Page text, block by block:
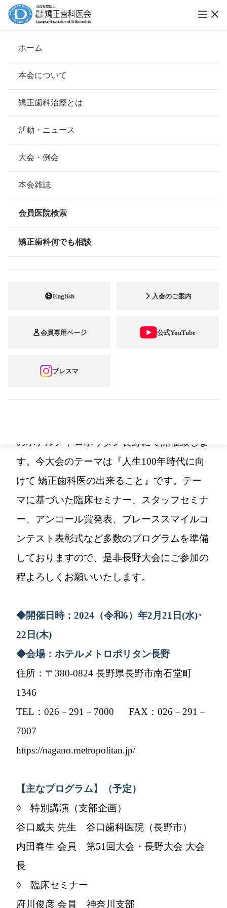
ホーム
本会について
会長挨拶
基本理念
組織について
本会の歴史
情報公開
矯正歯科治療とは
安心して治療を受けていただくための「6つの指針」
安心できる矯正歯科治療契約のための「7つの提言」
矯正歯科治療について
活動・ニュース
大会・例会
本会雑誌
会員医院検索
矯正歯科何でも相談
English 入会のご案内
会員専用ページ 公式YouTube
ブレスマ
第51回 日本臨床矯正歯科医会大会・長野大会
のご案内（第1報）
ホーム 大会・例会
会員各位
公益社団法人日本臨床矯正歯科医会
51回 日本臨床矯正歯科医会大会・長野大
長：陶山肇）は、第51回大会・長野大会を
のホテルメトロポリタン長野にて開催致しま
す。今大会のテーマは『人生100年時代に向
けて 矯正歯科医の出来ること』です。テー
マに基づいた臨床セミナー、スタッフセミナ
ー、アンコール賞発表、ブレーススマイルコ
ンテスト表彰式など多数のプログラムを準備
しておりますので、是非長野大会にご参加の
程よろしくお願いいたします。
◆開催日時： 2024 （令和6） 年2月 21 日(水)･
22 日(木)
◆会場：ホテルメトロポリタン長野
住所：〒380-0824 長野県長野市南石堂町
1346
TEL：026－291－7000 FAX：026－291－
7007
https://nagano.metropolitan.jp/
【主なプログラム】（予定）
◊ 特別講演（支部企画）
谷口威夫 先生 谷口歯科医院（長野市）
内田春生 会員 第51回大会・長野大会 大会
長
◊ 臨床セミナー
府川俊彦 会員 神奈川支部